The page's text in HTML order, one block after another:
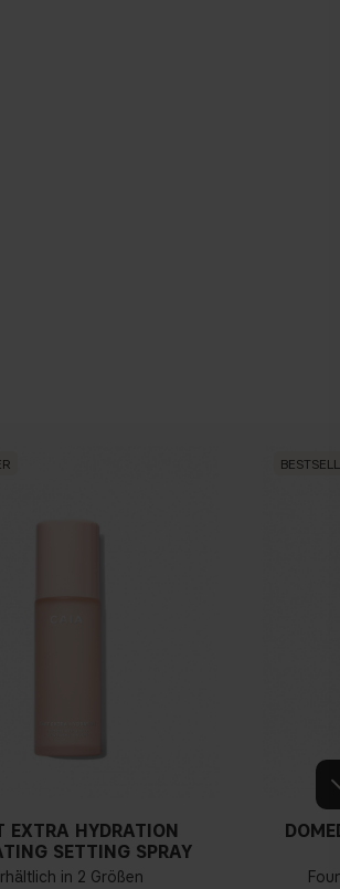
EXTRA HYDRATION
SETTING SPRAY
in 2 Größen